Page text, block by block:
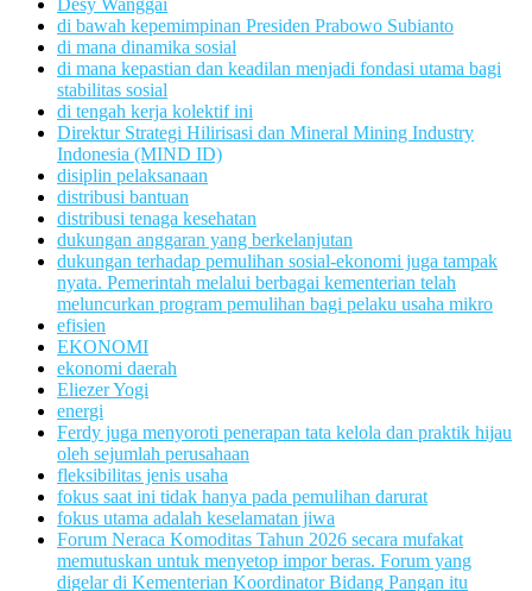
Desy Wanggai
di bawah kepemimpinan Presiden Prabowo Subianto
di mana dinamika sosial
di mana kepastian dan keadilan menjadi fondasi utama bagi
stabilitas sosial
di tengah kerja kolektif ini
Direktur Strategi Hilirisasi dan Mineral Mining Industry
Indonesia (MIND ID)
disiplin pelaksanaan
distribusi bantuan
distribusi tenaga kesehatan
dukungan anggaran yang berkelanjutan
dukungan terhadap pemulihan sosial-ekonomi juga tampak
nyata. Pemerintah melalui berbagai kementerian telah
meluncurkan program pemulihan bagi pelaku usaha mikro
efisien
EKONOMI
ekonomi daerah
Eliezer Yogi
energi
Ferdy juga menyoroti penerapan tata kelola dan praktik hijau
oleh sejumlah perusahaan
fleksibilitas jenis usaha
fokus saat ini tidak hanya pada pemulihan darurat
fokus utama adalah keselamatan jiwa
Forum Neraca Komoditas Tahun 2026 secara mufakat
memutuskan untuk menyetop impor beras. Forum yang
digelar di Kementerian Koordinator Bidang Pangan itu